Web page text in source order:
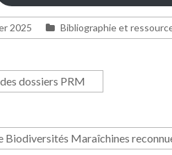
2025 Bibliographie et
dossiers PRM
Biodiversités Maraîchines